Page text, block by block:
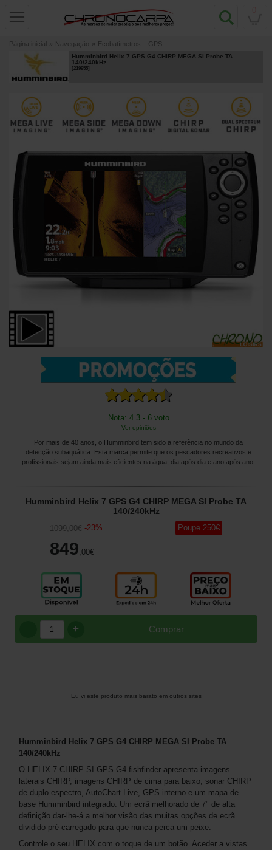
Página inicial » Navegação » Ecobatímetros – GPS
Humminbird Helix 7 GPS G4 CHIRP MEGA SI Probe TA
140/240kHz
[219955]
Nota: 4.3 - 6 voto
Ver opiniões
Por mais de 40 anos, o Humminbird tem sido a referência no mundo da
detecção subaquática. Esta marca permite que os pescadores recreativos e
profissionais sejam ainda mais eficientes na água, dia após dia e ano após ano.
Humminbird Helix 7 GPS G4 CHIRP MEGA SI Probe TA
140/240kHz
1099,00€ -23%
849 ,00€
Poupe 250€
Comprar
+
Eu vi este produto mais barato em outros sites
Humminbird Helix 7 GPS G4 CHIRP MEGA SI Probe TA
140/240kHz
O HELIX 7 CHIRP SI GPS G4 fishfinder apresenta imagens
laterais CHIRP, imagens CHIRP de cima para baixo, sonar CHIRP
de duplo espectro, AutoChart Live, GPS interno e um mapa de
base Humminbird integrado. Um ecrã melhorado de 7" de alta
definição dar-lhe-á a melhor visão das muitas opções de ecrã
dividido pré-carregado para que nunca perca um peixe.
Controle o seu HELIX com o toque de um botão. Aceder a vistas